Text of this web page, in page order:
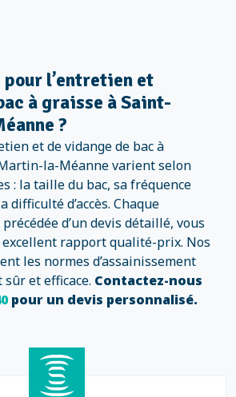
l’entretien et
à graisse à Saint-
?
et de vidange de bac à
la-Méanne varient selon
: la taille du bac, sa fréquence
difficulté d’accès. Chaque
d’un devis détaillé, vous
rapport qualité-prix. Nos
les normes d’assainissement
et efficace. Contactez-nous
pour un devis personnalisé.